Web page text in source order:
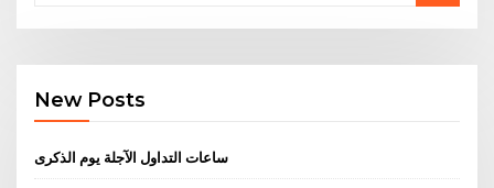
New Posts
ساعات التداول الآجلة يوم الذكرى